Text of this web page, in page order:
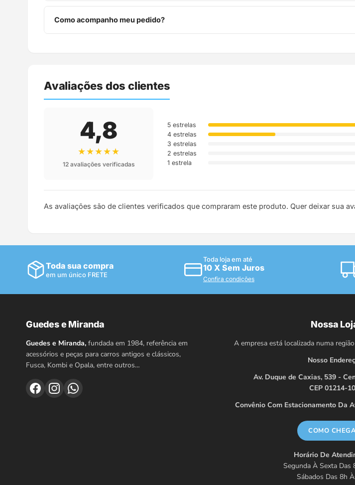
Você tem 7 dias após o recebimento para solicitar troca. Basta entrar em contato pelo
Como acompanho meu pedido?
Avaliações dos clientes
4,8
★★★★★
12 avaliações verificadas
5 estrelas
4 estrelas
3 estrelas
2 estrelas
1 estrela
As avaliações são de clientes verificados que compraram este produto. Quer deixar sua
Toda sua compra
em um único FRETE
Toda loja em até
10 X Sem Juros
Confira condições
Guedes e Miranda
Guedes e Miranda, fundada em 1984, referência em
acessórios e peças para carros antigos e clássicos,
Fusca, Kombi e Opala, entre outros…
Nossa
A empresa está localizada numa
Nosso
Av. Duque de Caxias, 539 -
CEP 01214-
Convênio Com Estacionamento Da
COMO
Horário De
Segunda À Sexta Das
Sábados Das 8h